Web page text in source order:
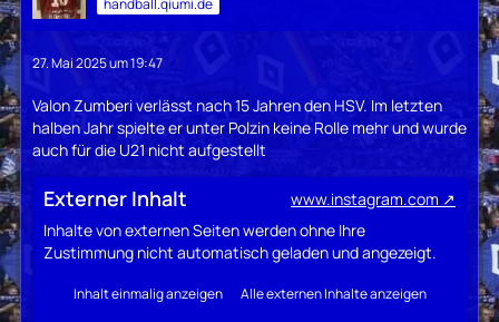
27. Mai 2025 um 19:47
Valon Zumberi verlässt nach 15 Jahren den HSV. Im letzten
halben Jahr spielte er unter Polzin keine Rolle mehr und wurde
auch für die U21 nicht aufgestellt
Externer Inhalt
www.instagram.com
Inhalte von externen Seiten werden ohne Ihre
Zustimmung nicht automatisch geladen und angezeigt.
Inhalt einmalig anzeigen Alle externen Inhalte anzeigen